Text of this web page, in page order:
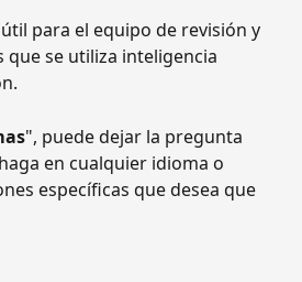
para el equipo de revisión y
que se utiliza inteligencia
", puede dejar la pregunta
en cualquier idioma o
específicas que desea que